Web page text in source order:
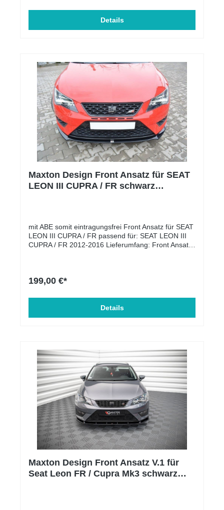
Kunststoff Einbauposition: Unten, Vorne Produktart:
Frontspoiler Frontspoilerlippe Zulassung: mit ABE
somit eintragungsfrei
Details
Maxton Design Front Ansatz für SEAT
LEON III CUPRA / FR schwarz
mit ABE somit eintragungsfrei Front Ansatz für SEAT
LEON III CUPRA / FR passend für: SEAT LEON III
CUPRA / FR 2012-2016 Lieferumfang: Front Ansatz
199,00 €*
Details
Maxton Design Front Ansatz V.1 für
Seat Leon FR / Cupra Mk3 schwarz